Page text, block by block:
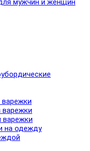
мужчин и женщин
варежки
варежки
на одежду